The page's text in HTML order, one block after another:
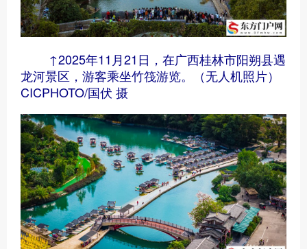
↑2025年11月21日，在广西桂林市阳朔县遇
龙河景区，游客乘坐竹筏游览。（无人机照片）
CICPHOTO/国伏 摄